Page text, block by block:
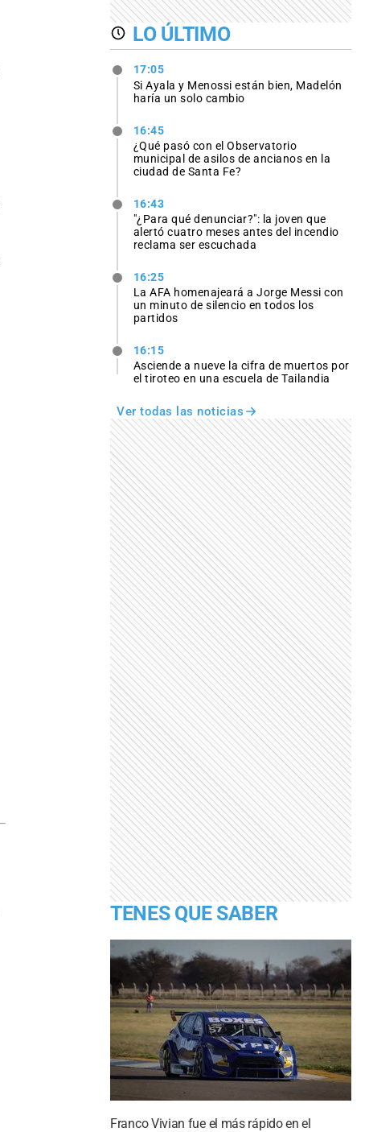
LO ÚLTIMO
17:05
Si Ayala y Menossi están bien, Madelón
haría un solo cambio
16:45
¿Qué pasó con el Observatorio
municipal de asilos de ancianos en la
ciudad de Santa Fe?
16:43
"¿Para qué denunciar?": la joven que
alertó cuatro meses antes del incendio
reclama ser escuchada
16:25
La AFA homenajeará a Jorge Messi con
un minuto de silencio en todos los
partidos
16:15
Asciende a nueve la cifra de muertos por
el tiroteo en una escuela de Tailandia
Ver todas las noticias
TENES QUE SABER
Franco Vivian fue el más rápido en el